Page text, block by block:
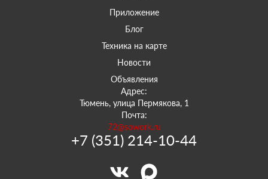
Приложение
Блог
Техника на карте
Новости
Объявления
Адрес:
Тюмень, улица Пермякова, 1
Почта:
72@sowork.ru
+7 (351) 214-10-44